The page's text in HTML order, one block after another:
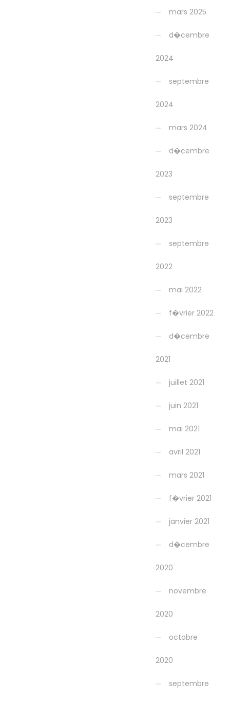
mars 2025
d�cembre
2024
septembre
2024
mars 2024
d�cembre
2023
septembre
2023
septembre
2022
mai 2022
f�vrier 2022
d�cembre
2021
juillet 2021
juin 2021
mai 2021
avril 2021
mars 2021
f�vrier 2021
janvier 2021
d�cembre
2020
novembre
2020
octobre
2020
septembre